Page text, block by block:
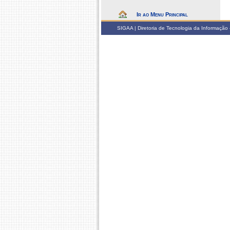
Ir ao Menu Principal
SIGAA | Diretoria de Tecnologia da